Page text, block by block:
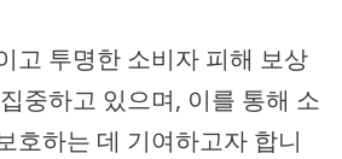
고 투명한 소비자 피해 보상
중하고 있으며, 이를 통해 소
호하는 데 기여하고자 합니